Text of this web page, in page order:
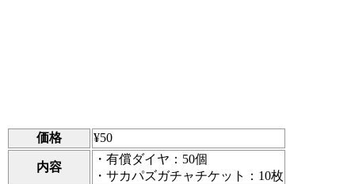
価格 ¥50
内容
・有償ダイヤ：50個
・サカパズガチャチケット：10枚